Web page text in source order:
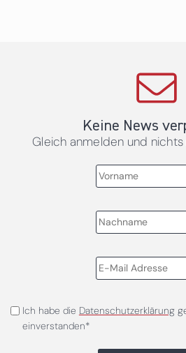
Keine News
Gleich anmelden und
Ich habe die Datenschutzerklärung
einverstanden*